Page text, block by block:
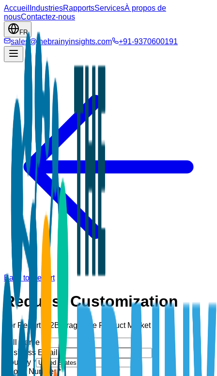
Accueil IndustriesRapportsServicesÀ propos de
nousContactez-nous
FR
sales@thebrainyinsights.com +91-9370600191
Back to Report
Request Customization
For Report: B2B Fragrance Product Market
Full Name *
Business Email *
Country *
Phone Number *